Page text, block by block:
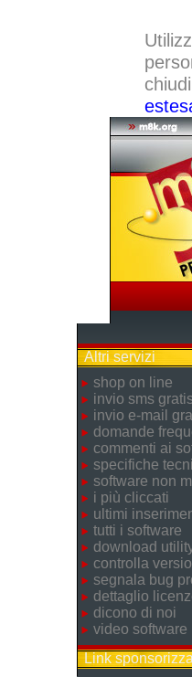
Altri servizi
shop on line
invio sms
invio e-mail
domande
commenti ai
specifiche
software non
i più cliccati
ultimi
tutti i software
download
controlla
segnala bug
dettaglio
dicono di noi
video software
Link